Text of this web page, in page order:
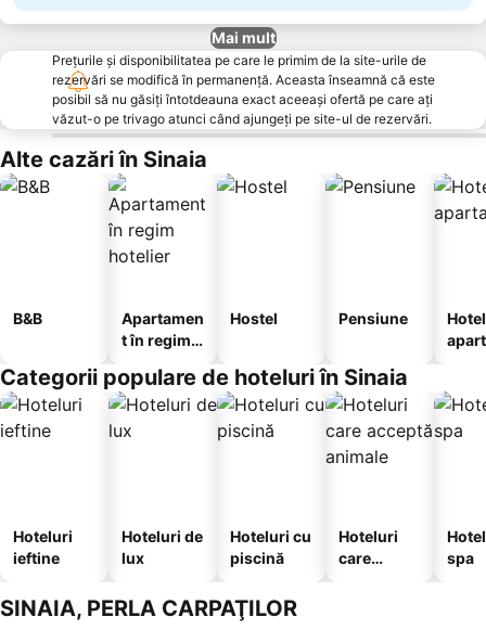
Mai mult
Prețurile și disponibilitatea pe care le primim de la site-urile de
rezervări se modifică în permanență. Aceasta înseamnă că este
posibil să nu găsiți întotdeauna exact aceeași ofertă pe care ați
văzut-o pe trivago atunci când ajungeți pe site-ul de rezervări.
Alte cazări în Sinaia
B&B
Apartamen
t în regim
Hostel Pensiune
Categorii populare de hoteluri în Sinaia
Hoteluri
ieftine
Hoteluri de
lux
Hoteluri cu
piscină
Hoteluri
care
spa
SINAIA, PERLA CARPAŢILOR